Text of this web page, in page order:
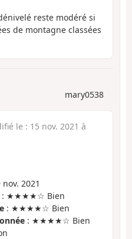
reste modéré si
de montagne classées
mary0538
le : 15 nov. 2021 à
nov. 2021
: ★★★★☆ Bien
: ★★★★☆ Bien
: ★★★★☆ Bien